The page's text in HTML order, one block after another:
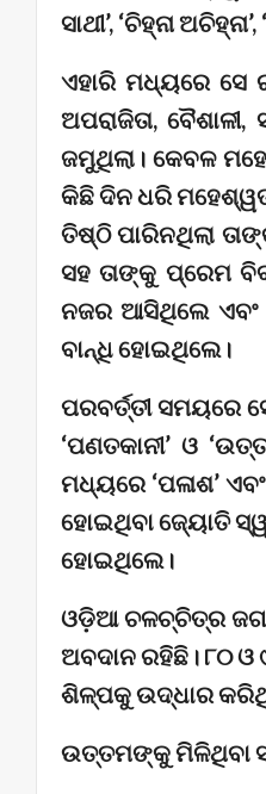
ସାଥୀ’, ‘ଚିହ୍ନା
ଏହାରି ମଧ୍ୟରେ ସେ
ଅପରାଜିତା,
ଜମୁଥିଲା। କେବଳ
କିଛି ଦିନ ଧରି
ତିଷ୍ଠି ପାରିନଥିଲା
ସହ ତାଙ୍କୁ ପ୍ରେମ
ନଜର ଆସିଥିଲେ ଏବଂ
ବାନ୍ଧି ହୋଇଥିଲେ।
ପରବର୍ତ୍ତୀ ସମୟରେ
‘ପଣତକାନୀ’ ଓ
ମଧ୍ୟରେ ‘ପଳାଶ’
ହୋଇଥିବା ଜ୍ୟୋତି
ହୋଇଥିଲେ।
ଓଡ଼ିଆ ଚଳଚ୍ଚିତ୍ର
ଅବଦାନ ରହିଛି। ୮୦
ଶିଳ୍ପକୁ ଉଦ୍ଧାର
ଉତ୍ତମଙ୍କୁ ମିଳିଥିବା